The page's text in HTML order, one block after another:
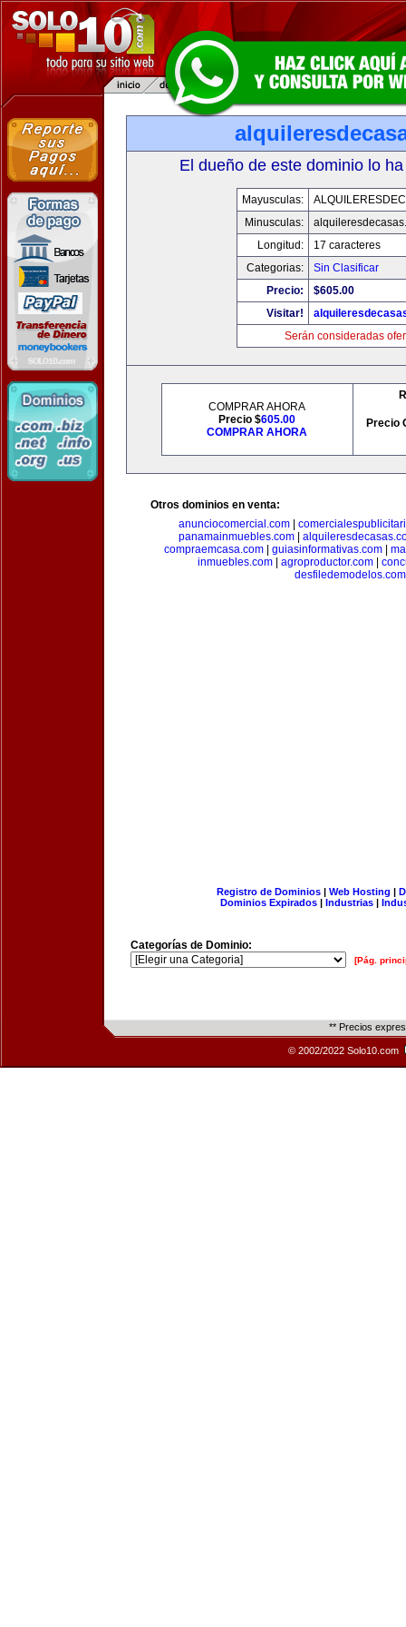
El dueño de este dominio lo
Mayusculas:
Minusculas:
Longitud:
17 caracteres
Categorias:
Sin Clasificar
Precio:
$605.00
Visitar!
Serán consideradas
COMPRAR AHORA
Precio $605.00
COMPRAR AHORA
Precio
Otros dominios en venta:
anunciocomercial.com
panamainmuebles.com|
compraemcasa.com
guiasinformativas.com
inmuebles.com
agroproductor.com
desfiledemodelos.com
Registro de Dominios| Web Hosting |
Dominios Expirados | Industrias |
Categorías de Dominio:
[Pág.
** Precios
© 2002/2022 Solo10.com